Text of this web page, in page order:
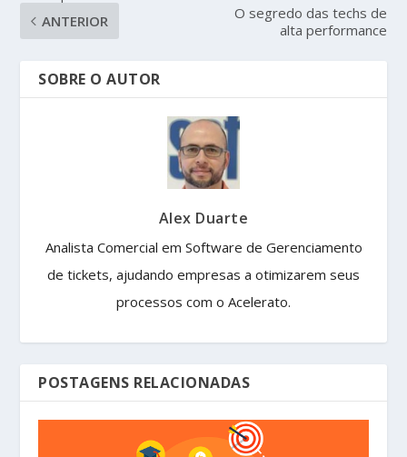
ANTERIOR
O segredo das techs de
alta performance
SOBRE O AUTOR
Alex Duarte
Analista Comercial em Software de Gerenciamento
de tickets, ajudando empresas a otimizarem seus
processos com o Acelerato.
POSTAGENS RELACIONADAS